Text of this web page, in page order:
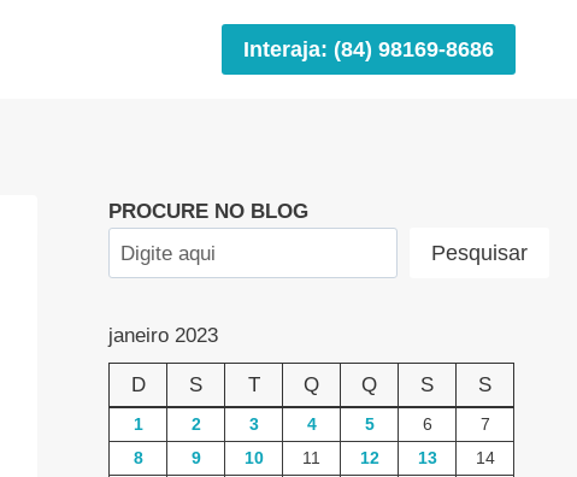
Interaja: (84) 98169-8686
PROCURE NO BLOG
Pesquisar
janeiro 2023
D S T Q Q S S
1 2 3 4 5 6
7
8
9 10 11 12 13
14